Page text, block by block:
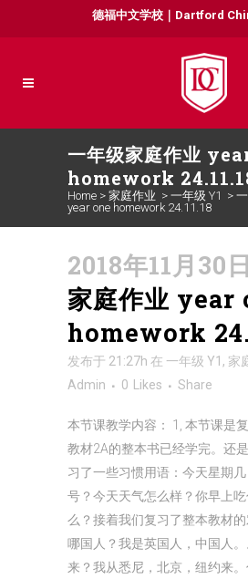
德福中文学校｜Dartford
一年级家庭作业
homework
Home > 家庭作业 > 一年级 Y1 >
year one homework 24.11.18
2018年11月30日
家庭作业 year
homework
发布于 21:27h 在 一年级 Y1 , 家
Admin
0 Likes Share
本节课教学内容： 1, 本节课是
教材2A的整本书已经学完。还
习了一些习惯用语：今天星期
号？今天天气怎么样？你早上
么？接着我们复习了整本教材的
哪国人？我是英国人，中国人
来？我从悉尼，北京，纽约来